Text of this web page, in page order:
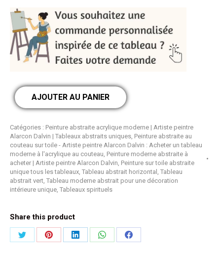
AJOUTER AU PANIER
Catégories : Peinture abstraite acrylique moderne | Artiste peintre
Alarcon Dalvin | Tableaux abstraits uniques, Peinture abstraite au
couteau sur toile - Artiste peintre Alarcon Dalvin : Acheter un tableau
moderne à l'acrylique au couteau, Peinture moderne abstraite à
acheter | Artiste peintre Alarcon Dalvin, Peinture sur toile abstraite
unique tous les tableaux, Tableau abstrait horizontal , Tableau
abstrait vert, Tableau moderne abstrait pour une décoration
intérieure unique, Tableaux spirituels
Share this product
PartagerPartagerPartagerPartagerPartager